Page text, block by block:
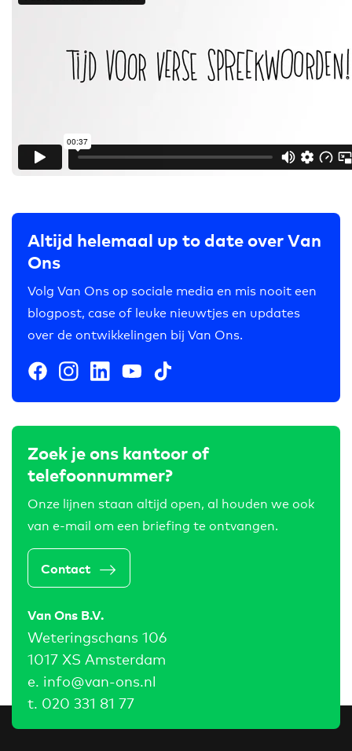
Altijd helemaal up to date over Van
Ons
Volg Van Ons op sociale media en mis nooit een
blogpost, case of leuke nieuwtjes en updates
over de ontwikkelingen bij Van Ons.
Zoek je ons kantoor of
telefoonnummer?
Onze lijnen staan altijd open, al houden we ook
van e-mail om een briefing te ontvangen.
Contact
Van Ons B.V.
Weteringschans 106
1017 XS Amsterdam
e. info@van-ons.nl
t. 020 331 81 77